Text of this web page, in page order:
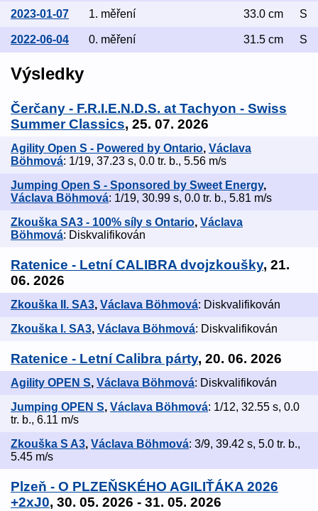
2023-01-07 1. měření 33.0 cm S
2022-06-04 0. měření 31.5 cm S
Výsledky
Čerčany - F.R.I.E.N.D.S. at Tachyon - Swiss
Summer Classics, 25. 07. 2026
Agility Open S - Powered by Ontario, Václava
Böhmová: 1/19, 37.23 s, 0.0 tr. b., 5.56 m/s
Jumping Open S - Sponsored by Sweet Energy,
Václava Böhmová: 1/19, 30.99 s, 0.0 tr. b., 5.81 m/s
Zkouška SA3 - 100% síly s Ontario, Václava
Böhmová: Diskvalifikován
Ratenice - Letní CALIBRA dvojzkoušky, 21.
06. 2026
Zkouška II. SA3, Václava Böhmová: Diskvalifikován
Zkouška I. SA3, Václava Böhmová: Diskvalifikován
Ratenice - Letní Calibra párty, 20. 06. 2026
Agility OPEN S, Václava Böhmová: Diskvalifikován
Jumping OPEN S, Václava Böhmová: 1/12, 32.55 s, 0.0
tr. b., 6.11 m/s
Zkouška S A3, Václava Böhmová: 3/9, 39.42 s, 5.0 tr. b.,
5.45 m/s
Plzeň - O PLZEŇSKÉHO AGILIŤÁKA 2026
+2xJ0, 30. 05. 2026 - 31. 05. 2026